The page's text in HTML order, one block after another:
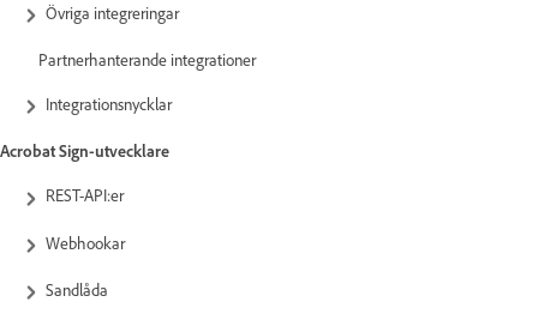
Övriga integreringar
Partnerhanterande integrationer
Integrationsnycklar
Acrobat Sign-utvecklare
REST-API:er
Webhookar
Sandlåda